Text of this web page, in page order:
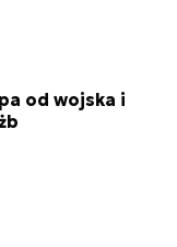
od wojska i